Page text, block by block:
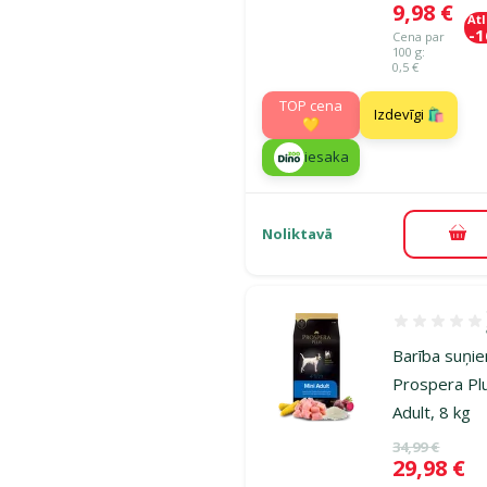
Cena
9,98 €
Cena par
100 g:
0,5 €
-
TOP cena
💛
Izdevīgi 🛍️
iesaka
Noliktavā
Barība
Prospera
Adult, 8 kg
Oriģinālā
34,99 €
Cena
29,98 €